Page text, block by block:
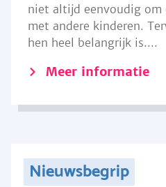
niet altijd eenvoudig om
met andere kinderen.
hen heel belangrijk is....
Meer informatie
Nieuwsbegrip